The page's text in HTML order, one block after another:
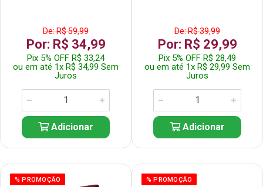
De: R$ 59,99
Por: R$ 34,99
Pix 5% OFF R$ 33,24
ou em até 1x R$ 34,99 Sem
Juros
Adicionar
De: R$ 39,99
Por: R$ 29,99
Pix 5% OFF R$ 28,49
ou em até 1x R$ 29,99 Sem
Juros
Adicionar
% PROMOÇÃO % PROMOÇÃO